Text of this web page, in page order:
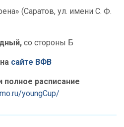
(Саратов, ул. имени С. Ф.
со стороны Б
сайте ВФВ
полное расписание
youngCup/